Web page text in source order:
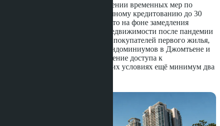
Банк Таиланда объявил о продлении временных мер по
смягчению требований к ипотечному кредитованию до 30
июня 2027 года. Решение принято на фоне замедления
восстановления рынка жилой недвижимости после пандемии
и направлено на поддержку как покупателей первого жилья,
так и инвесторов. Для рынка кондоминиумов в Джомтьене и
Пратамнаке это означает сохранение доступа к
финансированию на более гибких условиях ещё минимум два